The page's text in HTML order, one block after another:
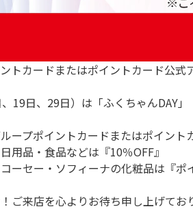
トカードまたはポイントカード公式
19日、29日）は「ふくちゃんDAY」
ープポイントカードまたはポイント
用品・食品などは『10％OFF』
ーセー・ソフィーナの化粧品は『ポ
ご来店を心よりお待ち申し上げてお